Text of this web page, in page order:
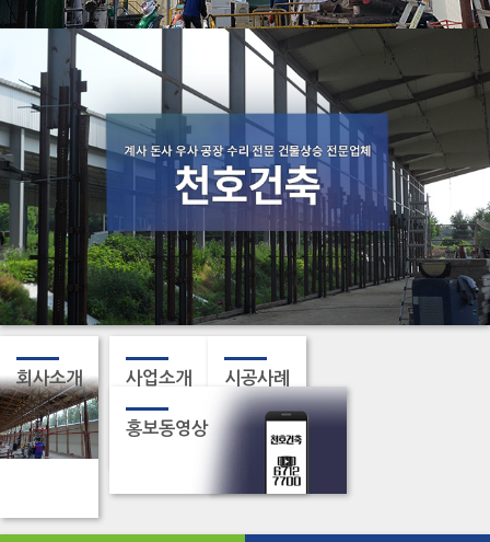
회사소개 사업소개 시공사례
홍보동영상